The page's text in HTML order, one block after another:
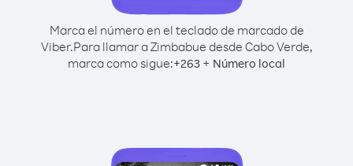
Marca el número en el teclado de marcado de
Viber.Para llamar a Zimbabue desde Cabo Verde,
marca como sigue:+263 + Número local